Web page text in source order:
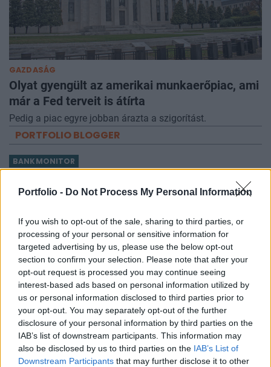
Portfolio - Do Not Process My Personal Information
If you wish to opt-out of the sale, sharing to third parties, or
processing of your personal or sensitive information for
targeted advertising by us, please use the below opt-out
section to confirm your selection. Please note that after your
opt-out request is processed you may continue seeing
interest-based ads based on personal information utilized by
us or personal information disclosed to third parties prior to
your opt-out. You may separately opt-out of the further
disclosure of your personal information by third parties on the
IAB’s list of downstream participants. This information may
also be disclosed by us to third parties on the IAB’s List of
Downstream Participants that may further disclose it to other
GAZDASÁG
Olyat gyengült az amerikai munkaerőpiac, ami
már a Fed terveit is átírta
Pedig a piac egyre jobban árazta a szigorítást.
PORTFOLIO BLOGGER
BANKMONITOR
inflációhoz képest?
júliusban. Több, mint 10 éve nem volt ilyen alacsony az
áremelkedés mértéke. Érdemes megnézni, hogy ezen
adathoz képest hogyan alakul
CHIKANSPLANET
A városok egyik legjobb klímafegyvere a fa, de a
legtöbb helyen még mindig nem ültetnek eleget
A városi hőségnek évente 350 ezren esnek áldozatául. Két
friss kutatás egybehangzó eredménye szerint a fakorona
akár a városi hőszigethatás felét is semlegesítheti
KONYHAKONTROLLING
Csúcsidőben drágább áram?